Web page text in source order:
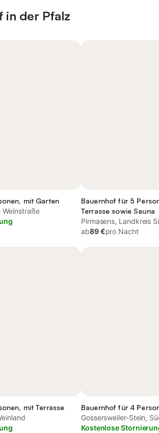
in der Pfalz
mit Garten
Weinstraße
Bauernhof für 5
Terrasse sowie Sauna
Pirmasens, Landkreis
ab89 €pro Nacht
mit Terrasse
Bauernhof für 4
Gossersweiler-Stein,
Kostenlose